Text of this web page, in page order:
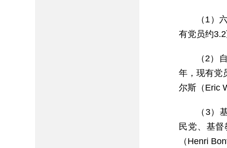
（1）
有党员约
（2）
年，现有党
尔斯（Eric
（3）
民党、基
（Henri